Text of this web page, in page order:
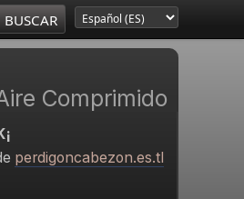
Comprimido
perdigoncabezon.es.tl